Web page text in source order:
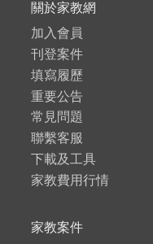
關於家教網
加入會員
刊登案件
填寫履歷
重要公告
常見問題
聯繫客服
下載及工具
家教費用行情
家教案件